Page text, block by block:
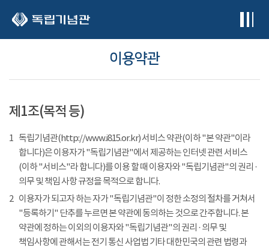
이용약관
제1조(목적 등)
1 독립기념관(http://www.i815.or.kr) 서비스 약관(이하 "본 약관"이라
합니다)은 이용자가 "독립기념관"에서 제공하는 인터넷 관련 서비스
(이하 "서비스"라 합니다)를 이용 할 때 이용자와 "독립기념관"의 권리 ·
의무 및 책임 사항 규정을 목적으로 합니다.
2 이용자가 되고자 하는 자가 "독립기념관"이 정한 소정의 절차를 거쳐서
"등록하기" 단추를 누르면 본 약관에 동의하는 것으로 간주합니다. 본
약관에 정하는 이외의 이용자와 "독립기념관"의 권리 · 의무 및
책임사항에 관해서는 전기 통신 사업법 기타 대한민국의 관련 법령과